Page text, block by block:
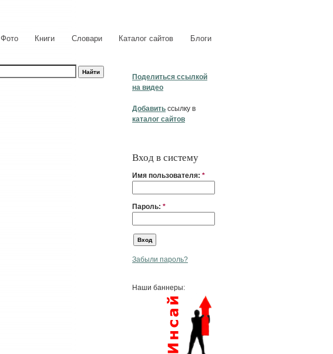
Фото Книги Словари Каталог сайтов Блоги
Поделиться ссылкой
на видео
Добавить ссылку в
каталог сайтов
Вход в систему
Имя пользователя: *
Пароль: *
Забыли пароль?
Наши баннеры: